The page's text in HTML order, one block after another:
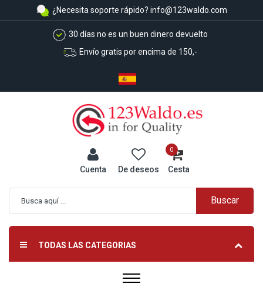
¿Necesita soporte rápido? info@123waldo.com
30 días no es un buen dinero devuelto
Envío gratis por encima de 150,-
Cuenta De deseos Cesta
0
Buscar
TODAS LAS CATEGORIAS